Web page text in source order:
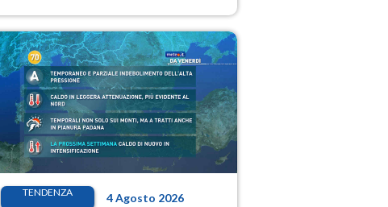
giorni, compresa la settimana di
Ferragosto
TENDENZA 4 Agosto 2026